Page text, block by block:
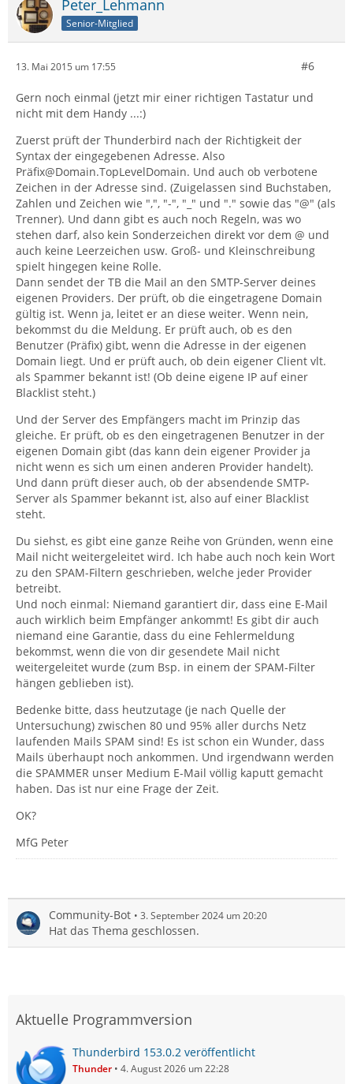
Peter_Lehmann
Senior-Mitglied
13. Mai 2015 um 17:55 #6
Gern noch einmal (jetzt mir einer richtigen Tastatur und
nicht mit dem Handy ...:)
Zuerst prüft der Thunderbird nach der Richtigkeit der
Syntax der eingegebenen Adresse. Also
Präfix@Domain.TopLevelDomain. Und auch ob verbotene
Zeichen in der Adresse sind. (Zuigelassen sind Buchstaben,
Zahlen und Zeichen wie ",", "-", "_" und "." sowie das "@" (als
Trenner). Und dann gibt es auch noch Regeln, was wo
stehen darf, also kein Sonderzeichen direkt vor dem @ und
auch keine Leerzeichen usw. Groß- und Kleinschreibung
spielt hingegen keine Rolle.
Dann sendet der TB die Mail an den SMTP-Server deines
eigenen Providers. Der prüft, ob die eingetragene Domain
gültig ist. Wenn ja, leitet er an diese weiter. Wenn nein,
bekommst du die Meldung. Er prüft auch, ob es den
Benutzer (Präfix) gibt, wenn die Adresse in der eigenen
Domain liegt. Und er prüft auch, ob dein eigener Client vlt.
als Spammer bekannt ist! (Ob deine eigene IP auf einer
Blacklist steht.)
Und der Server des Empfängers macht im Prinzip das
gleiche. Er prüft, ob es den eingetragenen Benutzer in der
eigenen Domain gibt (das kann dein eigener Provider ja
nicht wenn es sich um einen anderen Provider handelt).
Und dann prüft dieser auch, ob der absendende SMTP-
Server als Spammer bekannt ist, also auf einer Blacklist
steht.
Du siehst, es gibt eine ganze Reihe von Gründen, wenn eine
Mail nicht weitergeleitet wird. Ich habe auch noch kein Wort
zu den SPAM-Filtern geschrieben, welche jeder Provider
betreibt.
Und noch einmal: Niemand garantiert dir, dass eine E-Mail
auch wirklich beim Empfänger ankommt! Es gibt dir auch
niemand eine Garantie, dass du eine Fehlermeldung
bekommst, wenn die von dir gesendete Mail nicht
weitergeleitet wurde (zum Bsp. in einem der SPAM-Filter
hängen geblieben ist).
Bedenke bitte, dass heutzutage (je nach Quelle der
Untersuchung) zwischen 80 und 95% aller durchs Netz
laufenden Mails SPAM sind! Es ist schon ein Wunder, dass
Mails überhaupt noch ankommen. Und irgendwann werden
die SPAMMER unser Medium E-Mail völlig kaputt gemacht
haben. Das ist nur eine Frage der Zeit.
OK?
MfG Peter
Community-Bot 3. September 2024 um 20:20
Hat das Thema geschlossen.
Aktuelle Programmversion
Thunderbird 153.0.2 veröffentlicht
Thunder 4. August 2026 um 22:28